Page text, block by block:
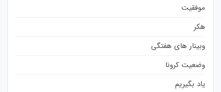
موفقیت
هکر
وبینار های هفتگی
وضعیت کرونا
یاد بگیریم